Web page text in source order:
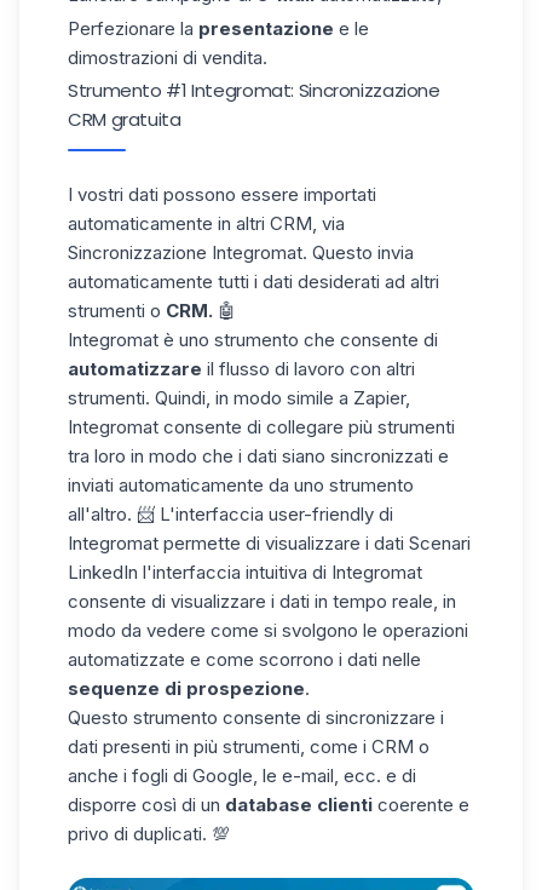
Perfezionare la presentazione e le
dimostrazioni di vendita.
Strumento #1 Integromat: Sincronizzazione
CRM gratuita
I vostri dati possono essere importati
automaticamente in altri CRM, via
Sincronizzazione Integromat. Questo invia
automaticamente tutti i dati desiderati ad altri
strumenti o CRM. 🤖
Integromat è uno strumento che consente di
automatizzare il flusso di lavoro con altri
strumenti. Quindi, in modo simile a Zapier,
Integromat consente di collegare più strumenti
tra loro in modo che i dati siano sincronizzati e
inviati automaticamente da uno strumento
all'altro. 📨 L'interfaccia user-friendly di
Integromat permette di visualizzare i dati Scenari
LinkedIn l'interfaccia intuitiva di Integromat
consente di visualizzare i dati in tempo reale, in
modo da vedere come si svolgono le operazioni
automatizzate e come scorrono i dati nelle
sequenze di prospezione.
Questo strumento consente di sincronizzare i
dati presenti in più strumenti, come i CRM o
anche i fogli di Google, le e-mail, ecc. e di
disporre così di un database clienti coerente e
privo di duplicati. 💯